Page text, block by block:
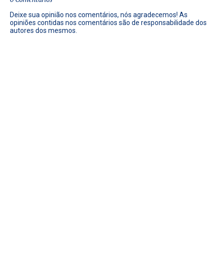
Deixe sua opinião nos comentários, nós agradecemos! As
opiniões contidas nos comentários são de responsabilidade dos
autores dos mesmos.